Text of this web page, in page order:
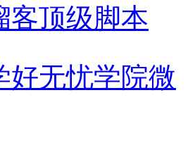
客顶级脚本
好无忧学院微